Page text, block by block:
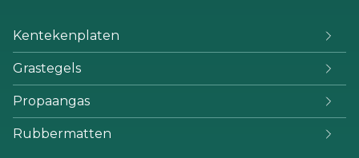
Kentekenplaten
Grastegels
Propaangas
Rubbermatten